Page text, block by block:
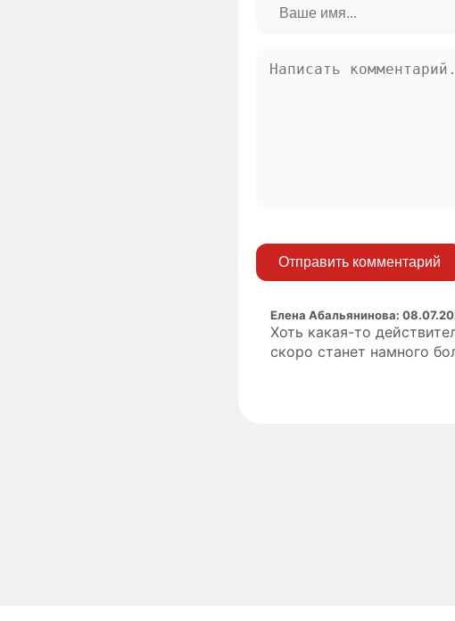
Отправить комментарий
Елена Абальянинова:
Хоть какая-то
скоро станет намного